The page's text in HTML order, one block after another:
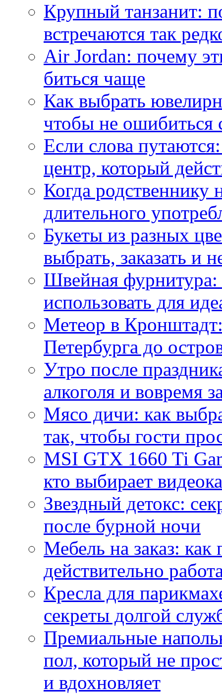
Крупный танзанит:
встречаются так
Air Jordan: почему
биться чаще
Как выбрать
чтобы не ошибиться
Если слова
центр, который
Когда
длительного
Букеты из разных
выбрать, заказать и
Швейная фурнитура:
использовать для
Метеор в
Петербурга до
Утро после
алкоголя и вовремя
Мясо дичи: как
так, чтобы гости
MSI GTX 1660 Ti
кто выбирает
Звездный детокс:
после бурной ночи
Мебель на заказ:
действительно
Кресла для
секреты долгой
Премиальные
пол, который не
и вдохновляет